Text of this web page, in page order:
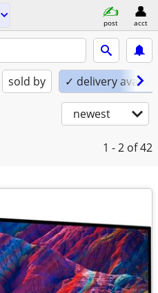
post acct
sold by ✓ delivery
newest
1 - 2 of 42